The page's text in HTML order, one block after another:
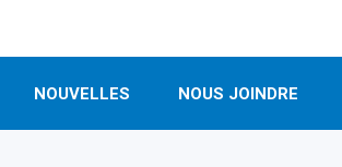
NOUVELLES NOUS JOINDRE